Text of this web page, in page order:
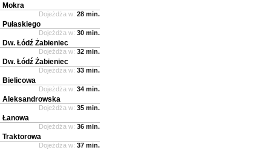
Mokra
Dojeżdża w: 28 min.
Pułaskiego
Dojeżdża w: 30 min.
Dw. Łódź Żabieniec
Dojeżdża w: 32 min.
Dw. Łódź Żabieniec
Dojeżdża w: 33 min.
Bielicowa
Dojeżdża w: 34 min.
Aleksandrowska
Dojeżdża w: 35 min.
Łanowa
Dojeżdża w: 36 min.
Traktorowa
Dojeżdża w: 37 min.